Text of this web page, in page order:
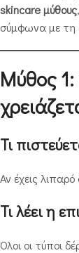
skincare μύθους
σύμφωνα με τη
Μύθος 1:
Τι
Αν έχεις
Τι λέει η
Όλοι οι τύποι